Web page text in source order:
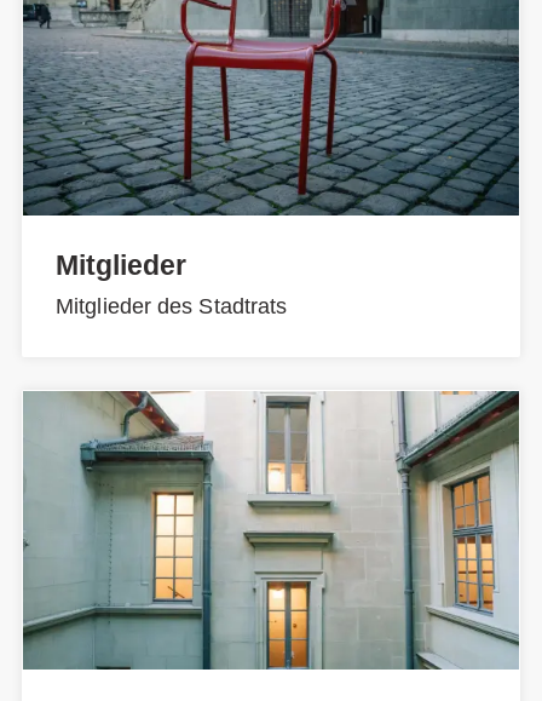
Mitglieder
Mitglieder des Stadtrats